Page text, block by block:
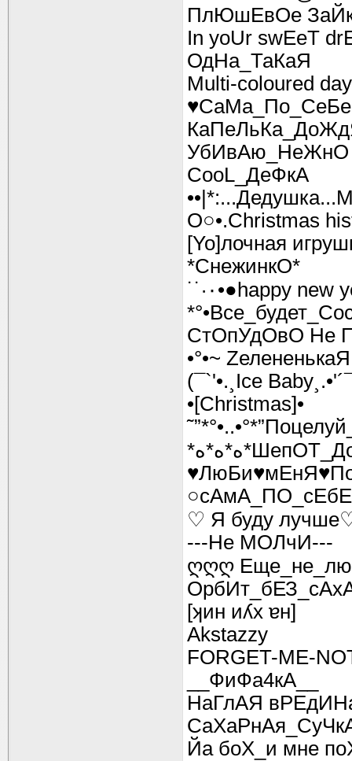
ПлЮшЕвОе
In yoUr swEeT
ОдНа_ТаКаЯ
Multi-coloured day
УбИвАю_НеЖнО
СооL_ДеФкА
O○•.Christmas
[Yo]лочная
*СнежинкО*
СтОпУдОвО Не
•°•~
(¯`'•.¸Ice
•[Christmas]•
♡ Я буду
---Не МОЛчИ---
ღღღ
[ʞин иʎх ɐн]
Akstazzy
FORGET-ME-
__ФиФа4кА__
НаГлАЯ
Йа боХ_и мне